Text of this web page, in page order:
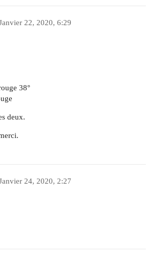
22, 2020, 6:29
38°
deux.
24, 2020, 2:27